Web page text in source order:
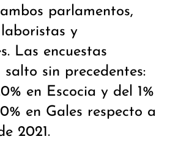
parlamentos,
y
Las encuestas
sin precedentes:
en Escocia y del 1%
en Gales respecto a
2021.